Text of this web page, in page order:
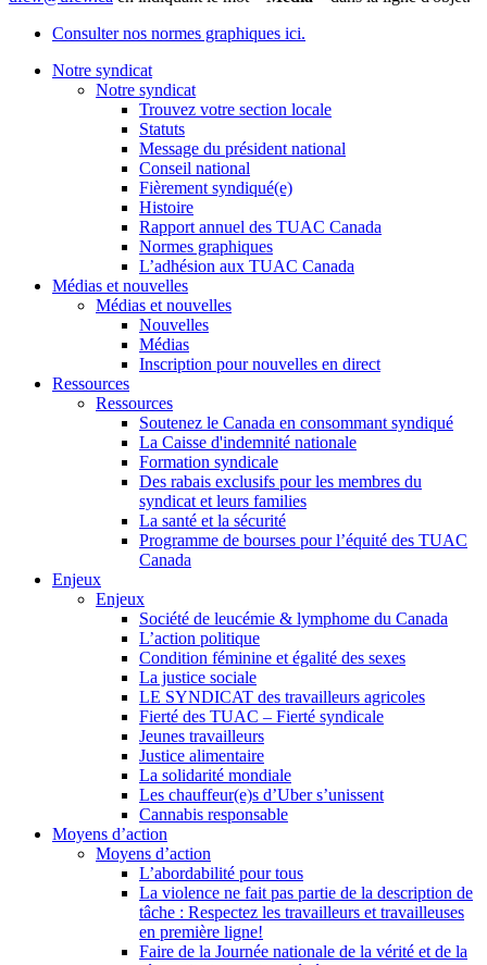
Consulter nos normes graphiques ici.
Notre syndicat
Notre syndicat
Trouvez votre section locale
Statuts
Message du président national
Conseil national
Fièrement syndiqué(e)
Histoire
Rapport annuel des TUAC Canada
Normes graphiques
L’adhésion aux TUAC Canada
Médias et nouvelles
Médias et nouvelles
Nouvelles
Médias
Inscription pour nouvelles en direct
Ressources
Ressources
Soutenez le Canada en consommant syndiqué
La Caisse d'indemnité nationale
Formation syndicale
Des rabais exclusifs pour les membres du
syndicat et leurs families
La santé et la sécurité
Programme de bourses pour l’équité des TUAC
Canada
Enjeux
Enjeux
Société de leucémie & lymphome du Canada
L’action politique
Condition féminine et égalité des sexes
La justice sociale
LE SYNDICAT des travailleurs agricoles
Fierté des TUAC – Fierté syndicale
Jeunes travailleurs
Justice alimentaire
La solidarité mondiale
Les chauffeur(e)s d’Uber s’unissent
Cannabis responsable
Moyens d’action
Moyens d’action
L’abordabilité pour tous
La violence ne fait pas partie de la description de
tâche : Respectez les travailleurs et travailleuses
en première ligne!
Faire de la Journée nationale de la vérité et de la